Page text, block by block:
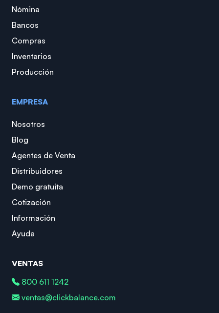
Nómina
Bancos
Compras
Inventarios
Producción
EMPRESA
Nosotros
Blog
Agentes de Venta
Distribuidores
Demo gratuita
Cotización
Información
Ayuda
VENTAS
800 611 1242
ventas@clickbalance.com